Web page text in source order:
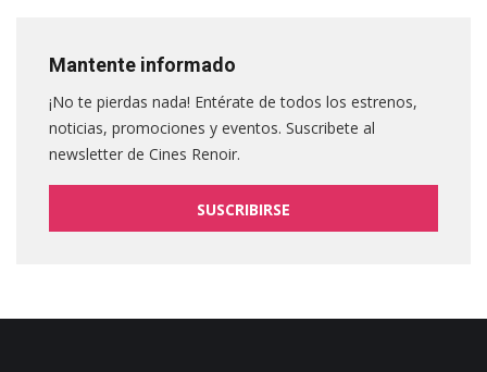
Mantente informado
¡No te pierdas nada! Entérate de todos los estrenos,
noticias, promociones y eventos. Suscribete al
newsletter de Cines Renoir.
SUSCRIBIRSE